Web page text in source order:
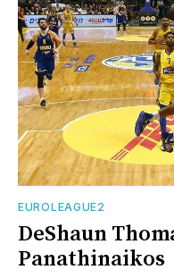
EUROLEAGUE2
DeShaun
Panathinaikos